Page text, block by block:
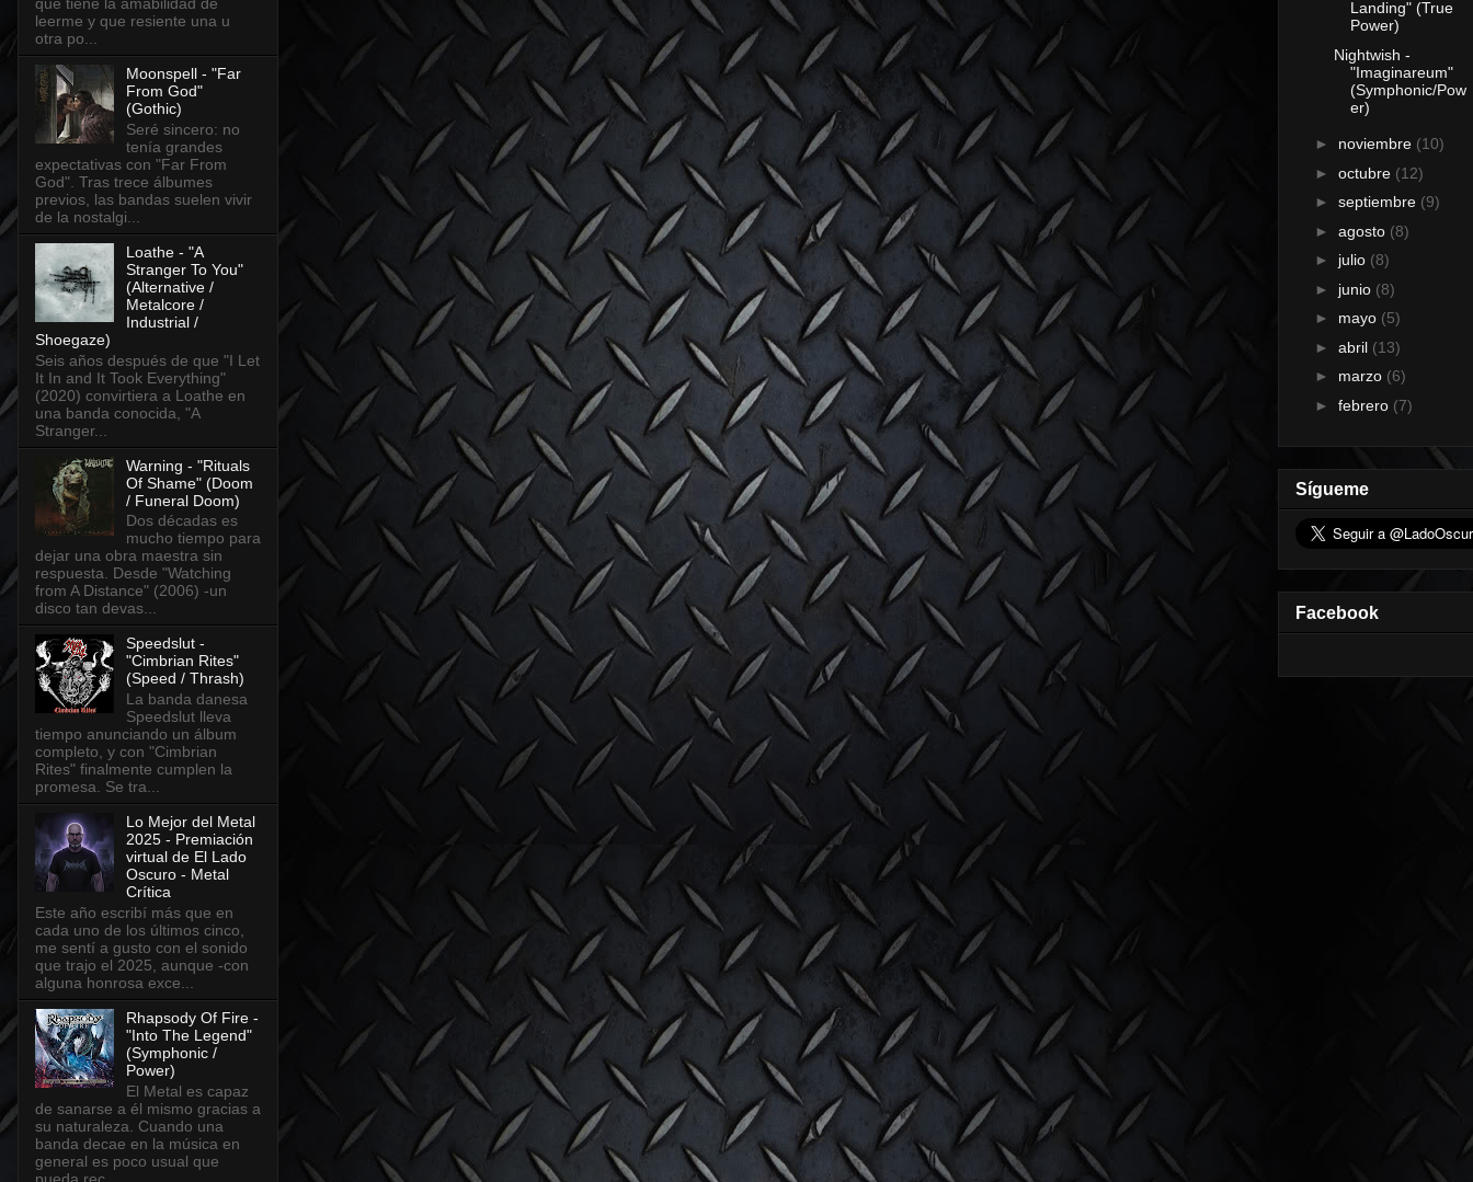
leerme y que resiente una u
otra po...
Moonspell - "Far
From God"
(Gothic)
Seré sincero: no
tenía grandes
expectativas con "Far From
God". Tras trece álbumes
previos, las bandas suelen vivir
de la nostalgi...
Loathe - "A
Stranger To You"
(Alternative /
Metalcore /
Industrial /
Shoegaze)
Seis años después de que "I Let
It In and It Took Everything"
(2020) convirtiera a Loathe en
una banda conocida, "A
Stranger...
Warning - "Rituals
Of Shame" (Doom
/ Funeral Doom)
Dos décadas es
mucho tiempo para
dejar una obra maestra sin
respuesta. Desde "Watching
from A Distance" (2006) -un
disco tan devas...
Speedslut -
"Cimbrian Rites"
(Speed / Thrash)
La banda danesa
Speedslut lleva
tiempo anunciando un álbum
completo, y con "Cimbrian
Rites" finalmente cumplen la
promesa. Se tra...
Lo Mejor del Metal
2025 - Premiación
virtual de El Lado
Oscuro - Metal
Crítica
Este año escribí más que en
cada uno de los últimos cinco,
me sentí a gusto con el sonido
que trajo el 2025, aunque -con
alguna honrosa exce...
Rhapsody Of Fire -
"Into The Legend"
(Symphonic /
Power)
El Metal es capaz
de sanarse a él mismo gracias a
su naturaleza. Cuando una
banda decae en la música en
general es poco usual que
pueda rec...
Landing" (True
Power)
Nightwish -
"Imaginareum"
(Symphonic/Pow
er)
► noviembre (10)
► octubre (12)
► septiembre (9)
► agosto (8)
► julio (8)
► junio (8)
► mayo (5)
► abril (13)
► marzo (6)
► febrero (7)
Sígueme
Facebook